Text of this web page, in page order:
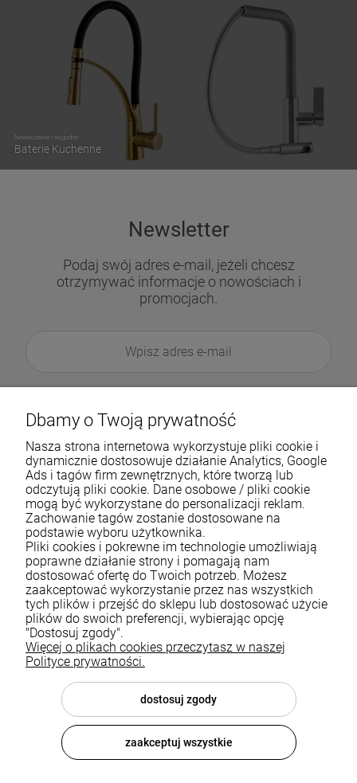
Nowoczesne i wygodne
Baterie Kuchenne
Newsletter
Podaj swój adres e-mail, jeżeli chcesz
otrzymywać informacje o nowościach i
promocjach.
Pomoc
Moje konto
Płatności i dostawa
Informacje
Dbamy o Twoją prywatność
Nasza strona internetowa wykorzystuje pliki cookie i
dynamicznie dostosowuje działanie Analytics, Google
Ads i tagów firm zewnętrznych, które tworzą lub
odczytują pliki cookie. Dane osobowe / pliki cookie
mogą być wykorzystane do personalizacji reklam.
Zachowanie tagów zostanie dostosowane na
podstawie wyboru użytkownika.
Pliki cookies i pokrewne im technologie umożliwiają
poprawne działanie strony i pomagają nam
dostosować ofertę do Twoich potrzeb. Możesz
zaakceptować wykorzystanie przez nas wszystkich
tych plików i przejść do sklepu lub dostosować użycie
plików do swoich preferencji, wybierając opcję
"Dostosuj zgody".
Więcej o plikach cookies przeczytasz w naszej
Polityce prywatności.
dostosuj zgody
zaakceptuj wszystkie